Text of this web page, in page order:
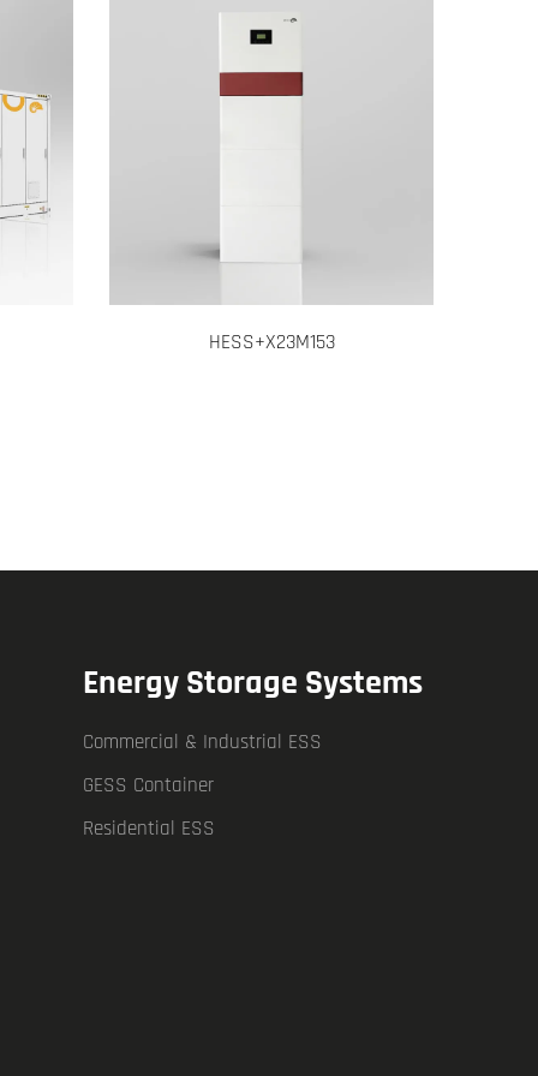
Energy Storage Systems
Commercial & Industrial ESS
GESS Container
Residential ESS